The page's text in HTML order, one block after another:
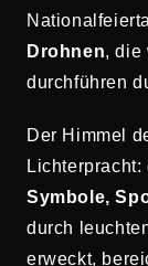
Drohnen, die
durchführen
Der Himmel
Lichterpracht:
Symbole,
durch
erweckt,